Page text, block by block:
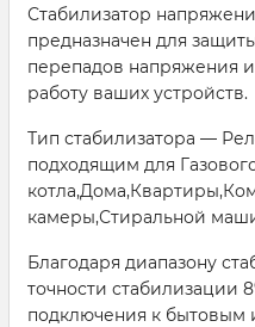
Стабилизатор
предназначен для
перепадов напряжения
работу ваших устройств.
Тип стабилизатора —
подходящим для
камеры,Стиральной
Благодаря диапазону
точности стабилизации
подключения к бытовым